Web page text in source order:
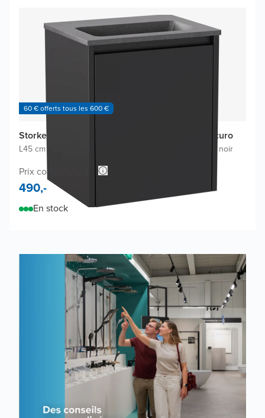
60 € offerts tous les 600 €
Storke Seda meuble salle bains avec lavabo Scuro
L45 cm x P35 cm Lavabo noir
Prix conseillé 908,-
490,-
En stock